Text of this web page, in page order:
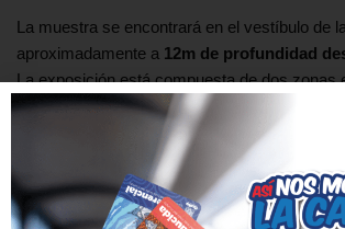
La muestra se encontrará en el vestíbulo de
aproximadamente a 12m de profundidad
La exposición está compuesta de dos zonas
paredes laterales del vestíbulo y en un
Dicho recinto central, de frontales
superficie de aproximadamente 170m2, y
él se expondrán los vestigios arqueológicos